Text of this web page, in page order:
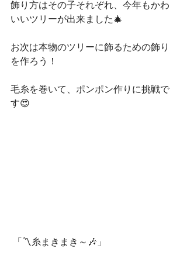
飾り方はその子それぞれ、今年もかわ
いいツリーが出来ました🎄
お次は本物のツリーに飾るための飾り
を作ろう！
毛糸を巻いて、ポンポン作りに挑戦で
す😍
「〽糸まきまき～🎶」